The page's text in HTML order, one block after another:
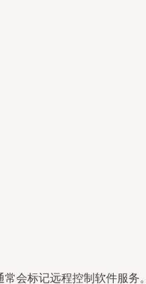
会标记远程控制软件服务。